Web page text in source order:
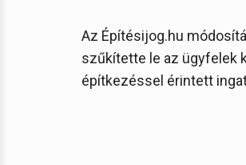
Az Építésijog.hu
szűkítette le az ügyfelek
építkezéssel érintett